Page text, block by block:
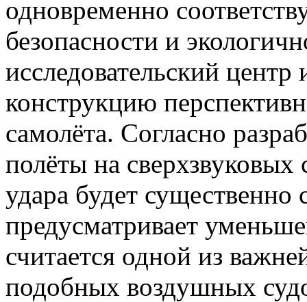
одновременно
безопасности и
исследовательский
конструкцию
самолёта. Согласно
полёты на сверхзвуковых
удара будет
предусматривает
считается одной из
подобных воздушных